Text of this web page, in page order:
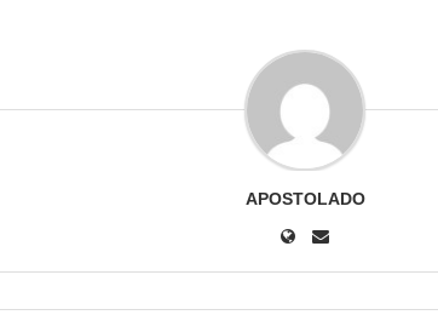
APOSTOLADO